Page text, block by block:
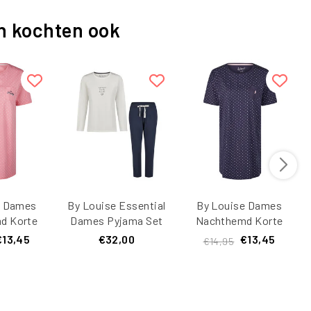
kochten ook
Korte
Gestipt
By Louise Essential
Dames Pyjama Set
Lang Katoen Off-
€32,00
By Louise Dames
Nachthemd Korte
Mouw Blauw Gestipt
€14,95 €13,45